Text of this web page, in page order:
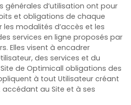
générales d’utilisation ont pour
et obligations de chaque
les modalités d’accès et les
services en ligne proposés par
Elles visent à encadrer
des services et du
de Optimicall obligations des
à tout Utilisateur créant
au Site et à ses